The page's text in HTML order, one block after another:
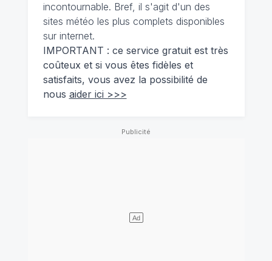
incontournable. Bref, il s'agit d'un des
sites météo les plus complets disponibles
sur internet.
IMPORTANT : ce service gratuit est très
coûteux et si vous êtes fidèles et
satisfaits, vous avez la possibilité de
nous aider ici >>>